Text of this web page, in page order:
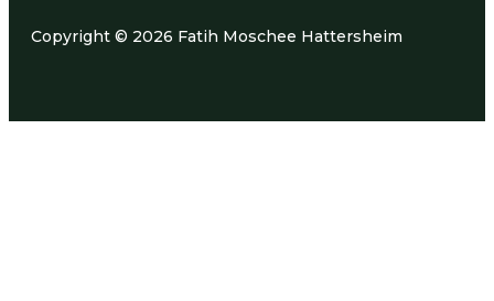
Copyright © 2026 Fatih Moschee Hattersheim